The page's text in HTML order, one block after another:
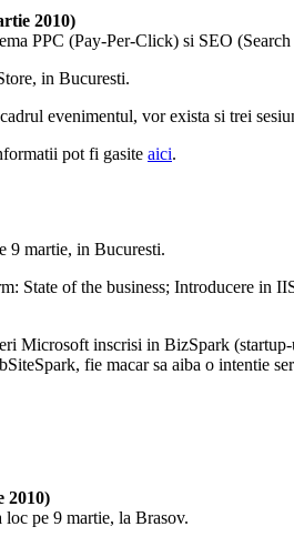
2010)
PPC (Pay-Per-Click) si SEO
in Bucuresti.
evenimentul, vor exista si trei
pot fi gasite aici.
9 martie, in Bucuresti.
State of the business; Introducere in
Microsoft inscrisi in BizSpark
fie macar sa aiba o intentie
2010)
pe 9 martie, la Brasov.